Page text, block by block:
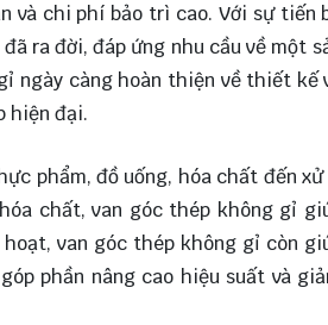
và chi phí bảo trì cao. Với sự tiến
ra đời, đáp ứng nhu cầu về một
ngày càng hoàn thiện về thiết kế
hiện đại.
phẩm, đồ uống, hóa chất đến xử
chất, van góc thép không gỉ
van góc thép không gỉ còn
phần nâng cao hiệu suất và